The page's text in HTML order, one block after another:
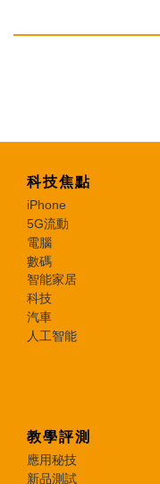
科技焦點
iPhone
5G流動
電腦
數碼
智能家居
科技
汽車
人工智能
教學評測
應用秘技
新品測試